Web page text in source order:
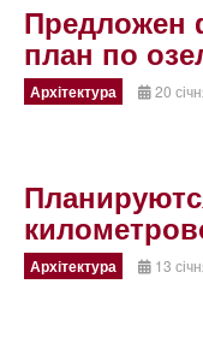
Предложен
план по
Архітектура 20
Архітектура 13